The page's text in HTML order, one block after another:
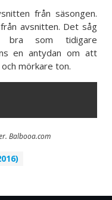
från säsongen.
avsnitten. Det såg
som tidigare
en antydan om att
mörkare ton.
Balbooa.com